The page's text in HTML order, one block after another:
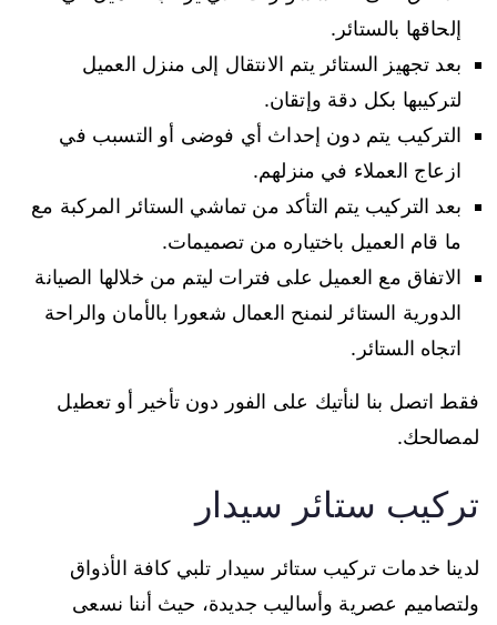
إلحاقها بالستائر.
بعد تجهيز الستائر يتم الانتقال إلى منزل العميل
لتركيبها بكل دقة وإتقان.
التركيب يتم دون إحداث أي فوضى أو التسبب في
ازعاج العملاء في منزلهم.
بعد التركيب يتم التأكد من تماشي الستائر المركبة مع
ما قام العميل باختياره من تصميمات.
الاتفاق مع العميل على فترات ليتم من خلالها الصيانة
الدورية الستائر لنمنح العمال شعورا بالأمان والراحة
اتجاه الستائر.
فقط اتصل بنا لنأتيك على الفور دون تأخير أو تعطيل
لمصالحك.
تركيب ستائر سيدار
لدينا خدمات تركيب ستائر سيدار تلبي كافة الأذواق
ولتصاميم عصرية وأساليب جديدة، حيث أننا نسعى